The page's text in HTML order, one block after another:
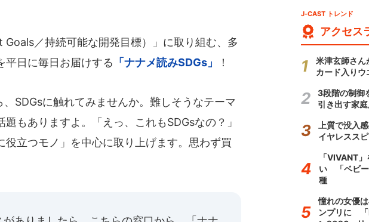
／持続可能な開発目標）」に取り組む、多
平日に毎日お届けする 「ナナメ読みSDGs」 ！
SDGsに触れてみませんか。難しそうなテーマ
もありますよ。「えっ、これもSDGsなの？」
立つモノ」を中心に取り上げます。思わず買
J-CAST トレンド
アクセス
米津玄師さん
カード入りウ
3段階の制御
引き出す家
上質で没入
イヤレスス
「VIVANT
い 「ベビー
種
憧れの女優
ンプリに 「